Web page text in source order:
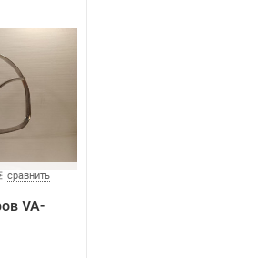
сравнить
VA-